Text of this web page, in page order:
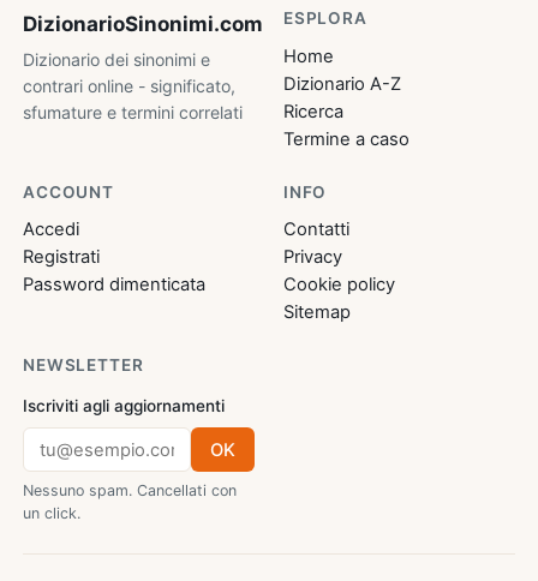
DizionarioSinonimi.com
Dizionario dei sinonimi e
contrari online - significato,
sfumature e termini correlati
ESPLORA
Home
Dizionario A-Z
Ricerca
Termine a caso
ACCOUNT
Accedi
Registrati
Password dimenticata
INFO
Contatti
Privacy
Cookie policy
Sitemap
NEWSLETTER
Iscriviti agli aggiornamenti
OK
Nessuno spam. Cancellati con
un click.